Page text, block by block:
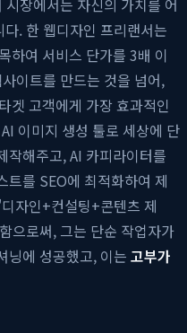
. 한 웹디자인 프리랜서는
하여 서비스 단가를 3배 이
이트를 만드는 것을 넘어,
겟 고객에게 가장 효과적인
이미지 생성 툴로 세상에 단
작해주고, AI 카피라이터를
트를 SEO에 최적화하여 제
자인+컨설팅+콘텐츠 제
으로써, 그는 단순 작업자가
닝에 성공했고, 이는 고부가